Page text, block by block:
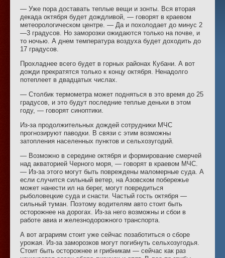
— Уже пора доставать теплые вещи и зонты. Вся вторая
декада октября будет дождливой, — говорят в краевом
метеорологическом центре. — Да и похолодает до минус 2
—3 градусов. Но заморозки ожидаются только на почве, и
то ночью. А днем температура воздуха будет доходить до
17 градусов.
Прохладнее всего будет в горных районах Кубани. А вот
дожди прекратятся только к концу октября. Ненадолго
потеплеет в двадцатых числах.
— Столбик термометра может подняться в это время до 25
градусов, и это будут последние теплые деньки в этом
году, — говорят синоптики.
Из-за продолжительных дождей сотрудники МЧС
прогнозируют паводки. В связи с этим возможны
затопления населенных пунктов и сельхозугодий.
— Возможно в середине октября и формирование смерчей
над акваторией Черного моря, — говорят в краевом МЧС.
— Из-за этого могут быть повреждены маломерные суда. А
если случится сильный ветер, на Азовском побережье
может нанести ил на берег, могут повредиться
рыболовецкие суда и снасти. Частый гость октября —
сильный туман. Поэтому водителям авто стоит быть
осторожнее на дорогах. Из-за него возможны и сбои в
работе авиа и железнодорожного транспорта.
А вот аграриям стоит уже сейчас позаботиться о сборе
урожая. Из-за заморозков могут погибнуть сельхозугодья.
Стоит быть осторожнее и грибникам — сейчас как раз